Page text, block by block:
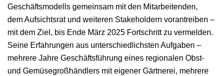
Geschäftsmodells gemeinsam mit den Mitarbeitenden,
dem Aufsichtsrat und weiteren Stakeholdern vorantreiben –
mit dem Ziel, bis Ende März 2025 Fortschritt zu vermelden.
Seine Erfahrungen aus unterschiedlichsten Aufgaben –
mehrere Jahre Geschäftsführung eines regionalen Obst-
und Gemüsegroßhändlers mit eigener Gärtnerei, mehrere